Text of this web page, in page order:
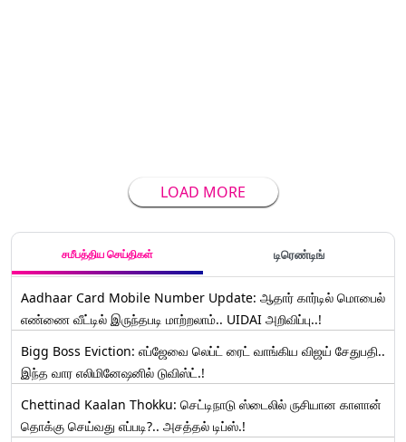
LOAD MORE
சமீபத்திய செய்திகள் டிரெண்டிங்
Aadhaar Card Mobile Number Update: ஆதார் கார்டில் மொபைல்
எண்ணை வீட்டில் இருந்தபடி மாற்றலாம்.. UIDAI அறிவிப்பு..!
Bigg Boss Eviction: எப்ஜேவை லெப்ட் ரைட் வாங்கிய விஜய் சேதுபதி..
இந்த வார எலிமினேஷனில் டுவிஸ்ட்.!
Chettinad Kaalan Thokku: செட்டிநாடு ஸ்டைலில் ருசியான காளான்
தொக்கு செய்வது எப்படி?.. அசத்தல் டிப்ஸ்.!